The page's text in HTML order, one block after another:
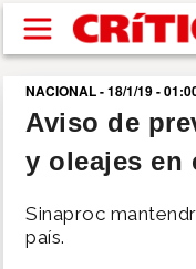
Pasar al contenido
buscar
SUCESOS
NACIONAL
NACIONAL - 18/1/19 -
Aviso de
y oleajes en
Sinaproc
país.